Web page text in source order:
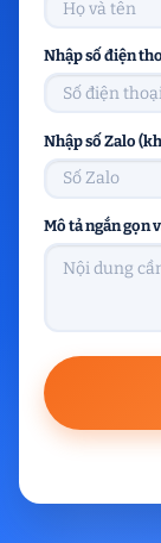
Nhập số điện
Nhập số Zalo
Mô tả ngắn gọn